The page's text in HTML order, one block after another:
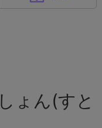
ょん(すと